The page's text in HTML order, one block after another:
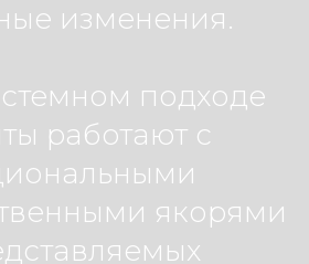
изменения.
подходе
работают с
якорями